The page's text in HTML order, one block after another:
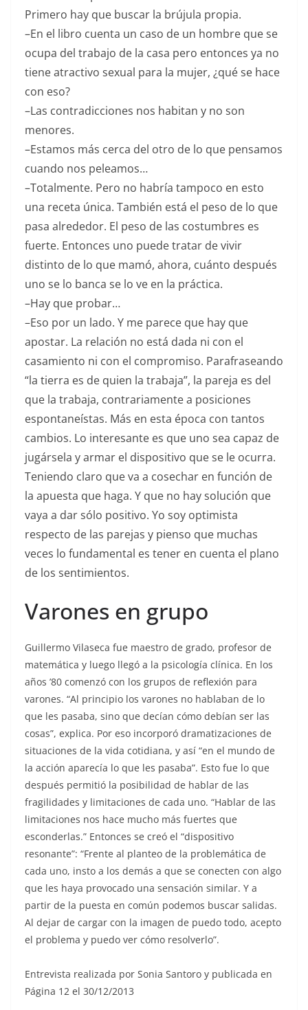
Primero hay que buscar la brújula propia.
–En el libro cuenta un caso de un hombre que se
ocupa del trabajo de la casa pero entonces ya no
tiene atractivo sexual para la mujer, ¿qué se hace
con eso?
–Las contradicciones nos habitan y no son
menores.
–Estamos más cerca del otro de lo que pensamos
cuando nos peleamos…
–Totalmente. Pero no habría tampoco en esto
una receta única. También está el peso de lo que
pasa alrededor. El peso de las costumbres es
fuerte. Entonces uno puede tratar de vivir
distinto de lo que mamó, ahora, cuánto después
uno se lo banca se lo ve en la práctica.
–Hay que probar…
–Eso por un lado. Y me parece que hay que
apostar. La relación no está dada ni con el
casamiento ni con el compromiso. Parafraseando
“la tierra es de quien la trabaja”, la pareja es del
que la trabaja, contrariamente a posiciones
espontaneístas. Más en esta época con tantos
cambios. Lo interesante es que uno sea capaz de
jugársela y armar el dispositivo que se le ocurra.
Teniendo claro que va a cosechar en función de
la apuesta que haga. Y que no hay solución que
vaya a dar sólo positivo. Yo soy optimista
respecto de las parejas y pienso que muchas
veces lo fundamental es tener en cuenta el plano
de los sentimientos.
Varones en grupo
Guillermo Vilaseca fue maestro de grado, profesor de
matemática y luego llegó a la psicología clínica. En los
años ’80 comenzó con los grupos de reflexión para
varones. “Al principio los varones no hablaban de lo
que les pasaba, sino que decían cómo debían ser las
cosas”, explica. Por eso incorporó dramatizaciones de
situaciones de la vida cotidiana, y así “en el mundo de
la acción aparecía lo que les pasaba”. Esto fue lo que
después permitió la posibilidad de hablar de las
fragilidades y limitaciones de cada uno. “Hablar de las
limitaciones nos hace mucho más fuertes que
esconderlas.” Entonces se creó el “dispositivo
resonante”: “Frente al planteo de la problemática de
cada uno, insto a los demás a que se conecten con algo
que les haya provocado una sensación similar. Y a
partir de la puesta en común podemos buscar salidas.
Al dejar de cargar con la imagen de puedo todo, acepto
el problema y puedo ver cómo resolverlo”.
Entrevista realizada por Sonia Santoro y publicada en
Página 12 el 30/12/2013